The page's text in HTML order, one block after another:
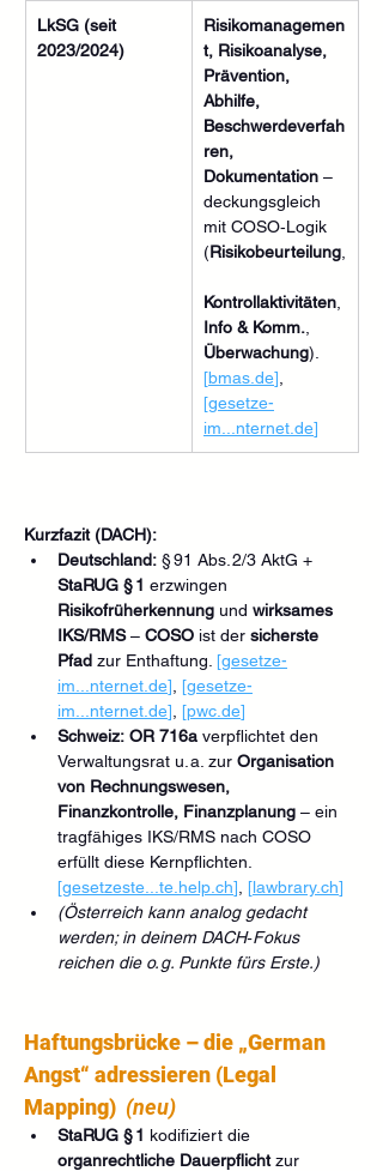
LkSG (seit
2023/2024)
Risikomanagemen
t, Risikoanalyse,
Prävention,
Abhilfe,
Beschwerdeverfah
ren,
Dokumentation –
deckungsgleich
mit COSO‑Logik
(Risikobeurteilung
Kontrollaktivitäten
Info & Komm.
Überwachung).
[bmas.de]
[gesetze-
im... nternet.de]
Kurzfazit (DACH):
Deutschland: § 91 Abs. 2/3 AktG +
StaRUG § 1 erzwingen
Risikofrüherkennung und wirksames
IKS/RMS – COSO ist der sicherste
Pfad zur Enthaftung. [gesetze-
im... nternet.de] [gesetze-
im... nternet.de] [pwc.de]
Schweiz: OR 716a verpflichtet den
Verwaltungsrat u. a. zur Organisation
von Rechnungswesen,
Finanzkontrolle, Finanzplanung – ein
tragfähiges IKS/RMS nach COSO
erfüllt diese Kernpflichten.
[gesetzeste... te.help.ch] [lawbrary.ch]
(Österreich kann analog gedacht
werden; in deinem DACH‑Fokus
reichen die o. g. Punkte fürs Erste.)
Haftungsbrücke – die „German
Angst“ adressieren (Legal
Mapping) (neu)
StaRUG § 1 kodifiziert die
organrechtliche Dauerpflicht zur